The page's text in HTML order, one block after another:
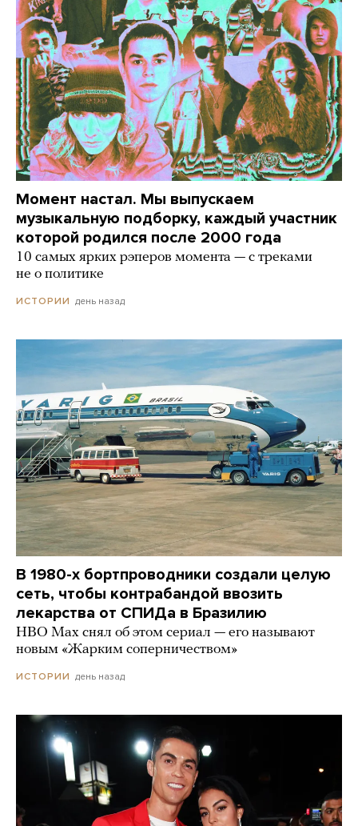
Момент настал. Мы выпускаем
музыкальную подборку, каждый участник
которой родился после 2000 года
10 самых ярких рэперов момента — с треками
не о политике
ИСТОРИИ день назад
В 1980-х бортпроводники создали целую
сеть, чтобы контрабандой ввозить
лекарства от СПИДа в Бразилию
HBO Max снял об этом сериал — его называют
новым «Жарким соперничеством»
ИСТОРИИ день назад